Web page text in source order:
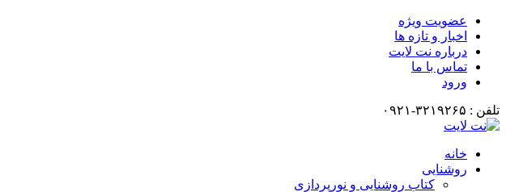
عضویت ویژه
اخبار و تازه ها
درباره نت لایت
تماس با ما
ورود
تلفن : ۳۲۱۹۲۶۵-۰۹۲۱
خانه
روشنایی
کتاب روشنایی و نورپردازی